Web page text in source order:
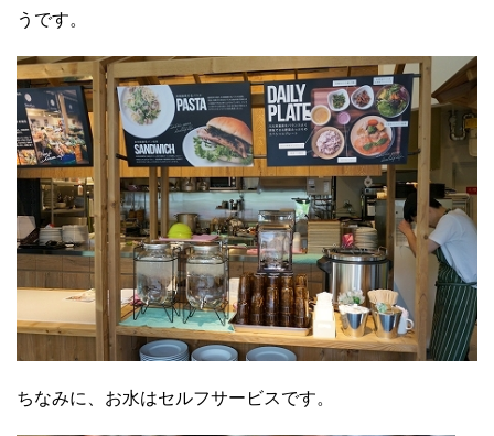
うです。
ちなみに、お水はセルフサービスです。